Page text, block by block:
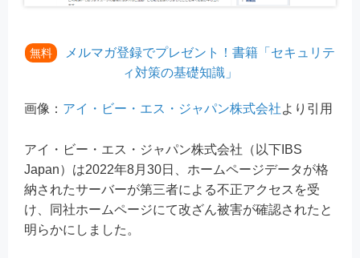
無料
メルマガ登録でプレゼント！書籍「セキュリテ
ィ対策の基礎知識」
画像： アイ・ビー・エス・ジャパン株式会社より引用
アイ・ビー・エス・ジャパン株式会社（以下IBS
Japan）は2022年8月30日、ホームページデータが格
納されたサーバーが第三者による不正アクセスを受
け、同社ホームページにて改ざん被害が確認されたと
明らかにしました。